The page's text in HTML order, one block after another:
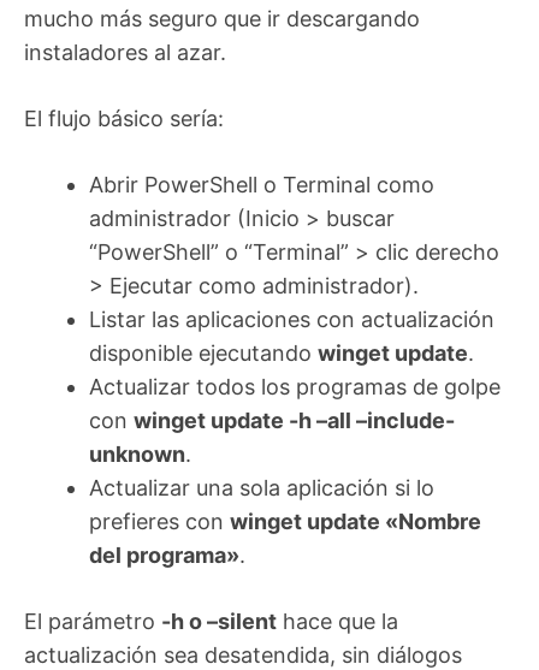
mucho más seguro que ir descargando
instaladores al azar.
El flujo básico sería:
Abrir PowerShell o Terminal como
administrador (Inicio > buscar
“PowerShell” o “Terminal” > clic derecho
> Ejecutar como administrador).
Listar las aplicaciones con actualización
disponible ejecutando winget update.
Actualizar todos los programas de golpe
con winget update -h –all –include-
unknown.
Actualizar una sola aplicación si lo
prefieres con winget update «Nombre
del programa».
El parámetro -h o –silent hace que la
actualización sea desatendida, sin diálogos